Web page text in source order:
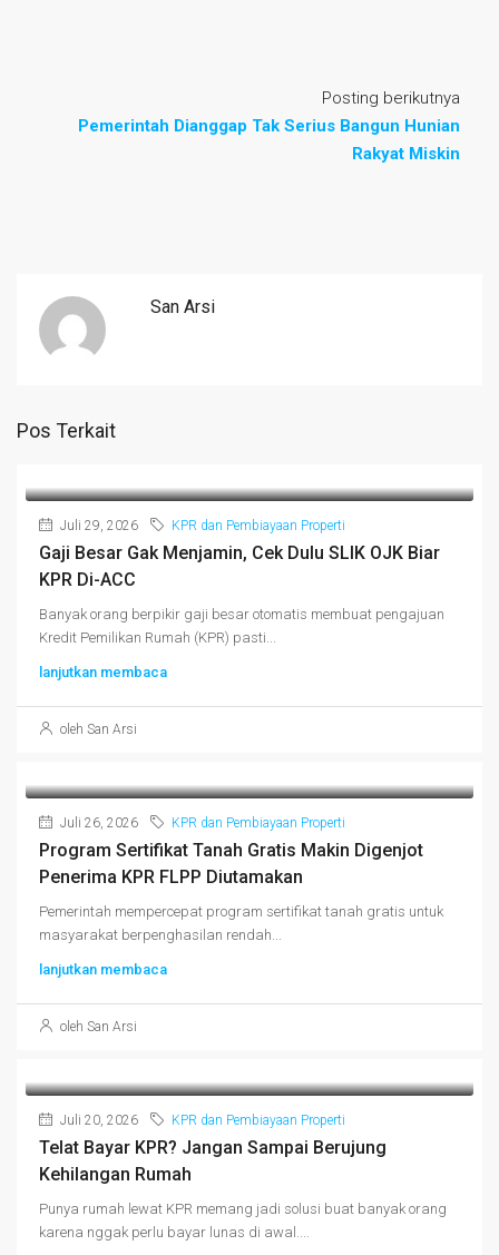
Posting berikutnya
Pemerintah Dianggap Tak Serius Bangun Hunian
Rakyat Miskin
San Arsi
Pos Terkait
Juli 29, 2026 KPR dan Pembiayaan Properti
Gaji Besar Gak Menjamin, Cek Dulu SLIK OJK Biar
KPR Di-ACC
Banyak orang berpikir gaji besar otomatis membuat pengajuan
Kredit Pemilikan Rumah (KPR) pasti...
lanjutkan membaca
oleh San Arsi
Juli 26, 2026 KPR dan Pembiayaan Properti
Program Sertifikat Tanah Gratis Makin Digenjot
Penerima KPR FLPP Diutamakan
Pemerintah mempercepat program sertifikat tanah gratis untuk
masyarakat berpenghasilan rendah...
lanjutkan membaca
oleh San Arsi
Juli 20, 2026 KPR dan Pembiayaan Properti
Telat Bayar KPR? Jangan Sampai Berujung
Kehilangan Rumah
Punya rumah lewat KPR memang jadi solusi buat banyak orang
karena nggak perlu bayar lunas di awal....